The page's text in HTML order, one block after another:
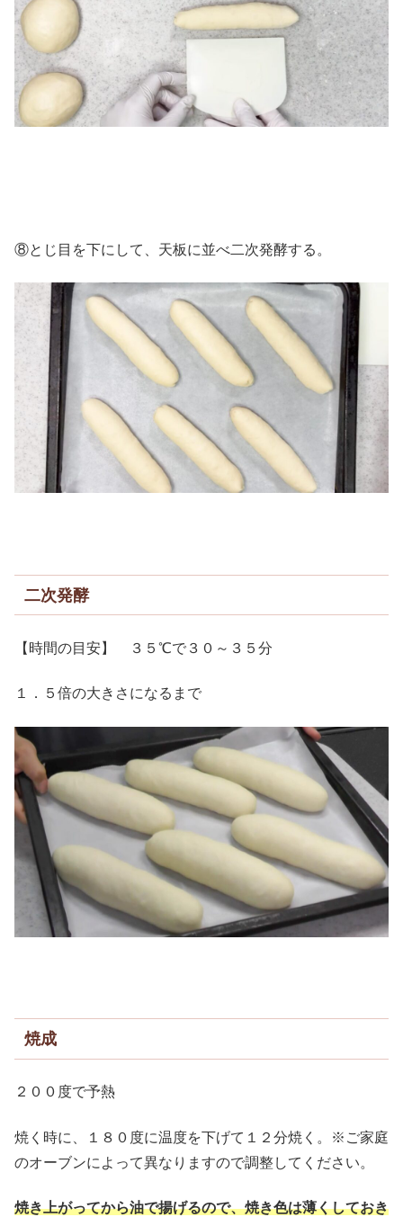
⑧とじ目を下にして、天板に並べ二次発酵する。
二次発酵
【時間の目安】 ３５℃で３０～３５分
１．５倍の大きさになるまで
焼成
２００度で予熱
焼く時に、１８０度に温度を下げて１２分焼く。※ご家庭
のオーブンによって異なりますので調整してください。
焼き上がってから油で揚げるので、焼き色は薄くしておき